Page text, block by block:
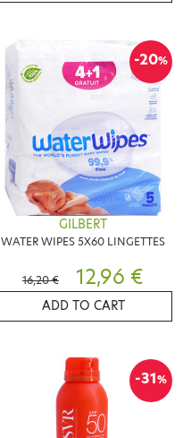
-20%
GILBERT
WATER WIPES 5X60 LINGETTES
16,20 € 12,96 €
ADD TO CART
-31%